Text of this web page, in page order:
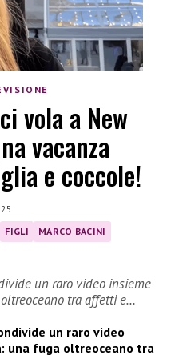
vola a New
vacanza
e coccole!
FIGLI
MARCO BACINI
un raro video insieme
tra affetti e…
un raro video
una fuga oltreoceano tra